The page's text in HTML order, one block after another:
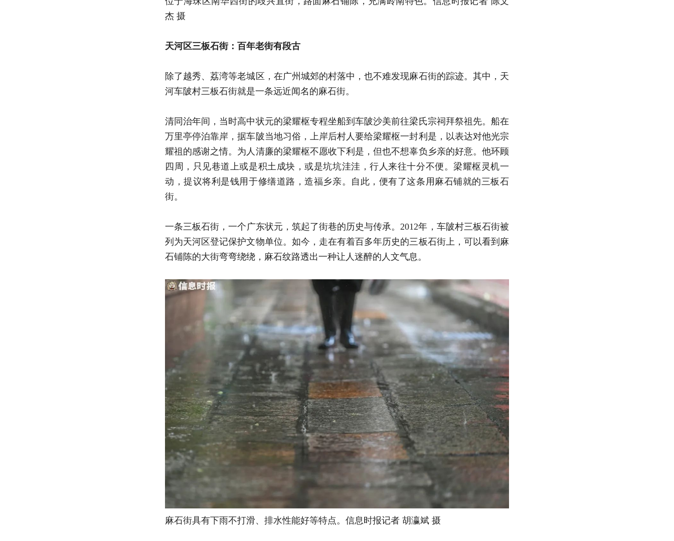
杰 摄
天河区三板石街： 百年老街有段古
除了越秀、荔湾等老城区，在广州城郊的村落中，也不难发现麻石街的踪迹。其中，天
河车陂村三板石街就是一条远近闻名的麻石街。
清同治年间，当时高中状元的梁耀枢专程坐船到车陂沙美前往梁氏宗祠拜祭祖先。船在
万里亭停泊靠岸，据车陂当地习俗，上岸后村人要给梁耀枢一封利是，以表达对他光宗
耀祖的感谢之情。为人清廉的梁耀枢不愿收下利是，但也不想辜负乡亲的好意。他环顾
四周，只见巷道上或是积土成块，或是坑坑洼洼，行人来往十分不便。梁耀枢灵机一
动，提议将利是钱用于修缮道路，造福乡亲。自此，便有了这条用麻石铺就的三板石
街。
一条三板石街，一个广东状元，筑起了街巷的历史与传承。2012年，车陂村三板石街被
列为天河区登记保护文物单位。如今，走在有着百多年历史的三板石街上，可以看到麻
石铺陈的大街弯弯绕绕，麻石纹路透出一种让人迷醉的人文气息。
麻石街具有下雨不打滑、排水性能好等特点。信息时报记者 胡瀛斌 摄